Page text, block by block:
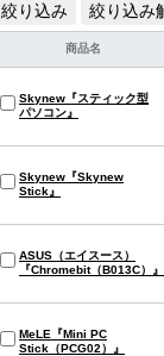
絞り込み 絞り込み
商品名
Skynew『スティック型
パソコン』
Skynew『Skynew
Stick』
ASUS（エイスース）
『Chromebit（B013C）』
MeLE『‎Mini PC
Stick（PCG02）』